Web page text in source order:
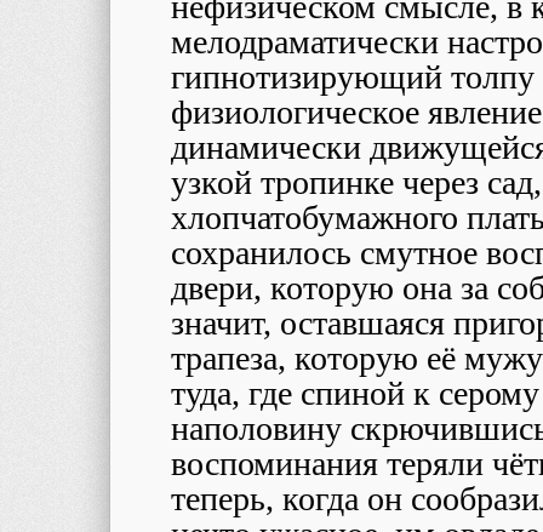
мелодраматически
гипнотизирующий толпу
физиологическое
динамически
узкой тропинке через
хлопчатобумажного
сохранилось смутное
двери, которую она за
значит, оставшаяся
трапеза, которую её
туда, где спиной к
наполовину
воспоминания теряли
теперь, когда он